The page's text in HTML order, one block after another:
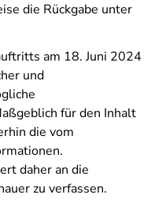
die Rückgabe unter
am 18. Juni 2024
und
für den Inhalt
die vom
daher an die
zu verfassen.